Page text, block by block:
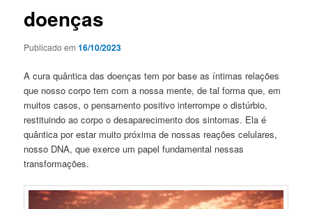
doenças
Publicado em16/10/2023
A cura quântica das doenças tem por base as íntimas relações
que nosso corpo tem com a nossa mente, de tal forma que, em
muitos casos, o pensamento positivo interrompe o distúrbio,
restituindo ao corpo o desaparecimento dos sintomas. Ela é
quântica por estar muito próxima de nossas reações celulares,
nosso DNA, que exerce um papel fundamental nessas
transformações.